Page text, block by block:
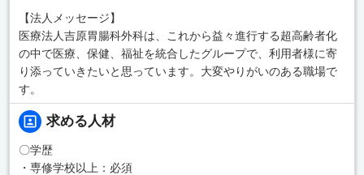
【法人メッセージ】
医療法人吉原胃腸科外科は、これから益々進行する超高齢者化
の中で医療、保健、福祉を統合したグループで、利用者様に寄
り添っていきたいと思っています。大変やりがいのある職場で
す。
求める人材
〇学歴
・専修学校以上：必須